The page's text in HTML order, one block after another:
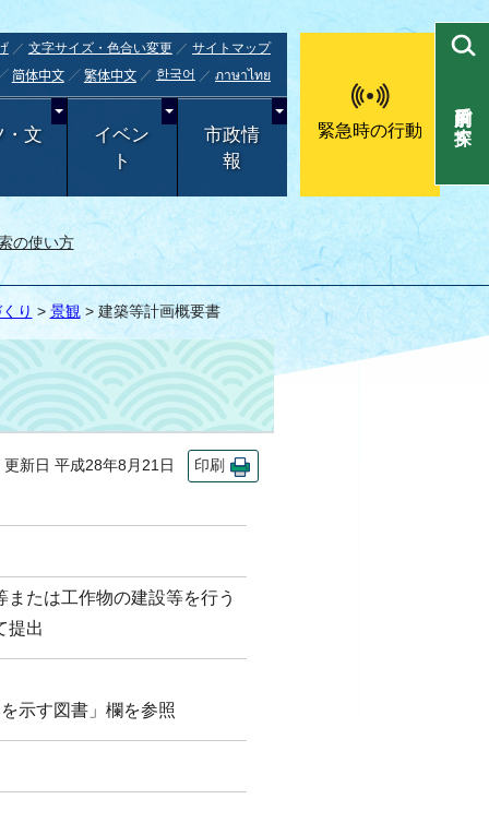
文字サイズ・色合い変更
サイトマップ
简体中文 繁体中文 한국어 ภาษาไทย
・文
イベン
ト
市政情
報
緊急時の行動
の使い方
目的別で探す
り > 景観 > 建築等計画概要書
新日 平成28年8月21日 印刷
たは工作物の建設等を行う
提出
示す図書」欄を参照